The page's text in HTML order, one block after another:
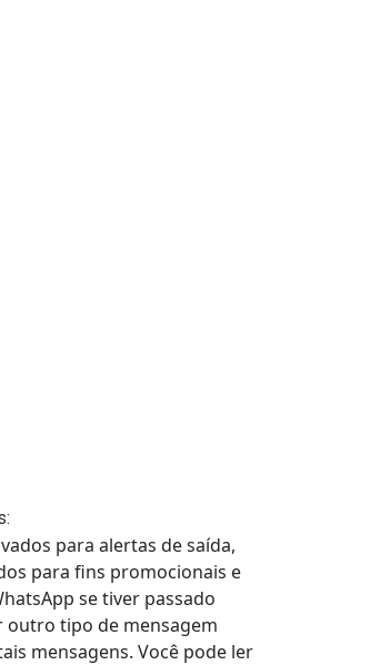
para alertas de saída,
​​para fins promocionais e
se tiver passado
outro tipo de mensagem
mensagens. Você pode ler